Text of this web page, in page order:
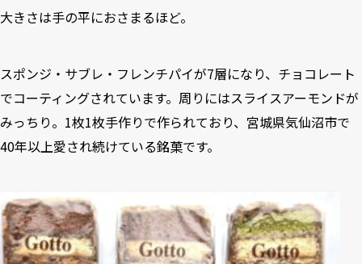
大きさは手の平におさまるほど。
スポンジ・サブレ・フレンチパイが7層になり、チョコレート
でコーティングされています。周りにはスライスアーモンドが
みっちり。1枚1枚手作りで作られており、宮城県気仙沼市で
40年以上愛され続けている銘菓です。